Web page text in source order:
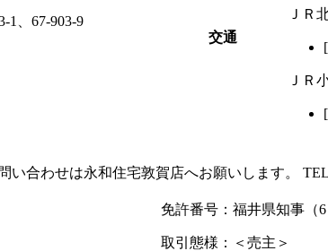
1、67-903-9
交通
ＪＲ
[
ＪＲ
[
い合わせは永和住宅敦賀店へお願いします。
免許番号：福井県知事（
取引態様：＜売主＞